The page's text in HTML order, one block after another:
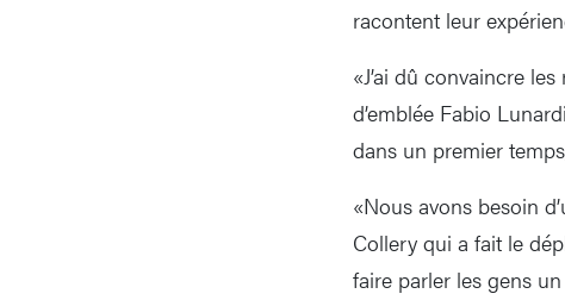
racontent leur
«J’ai dû convaincre
d’emblée Fabio
dans un premier
«Nous avons besoin
Collery qui a fait le
faire parler les gens